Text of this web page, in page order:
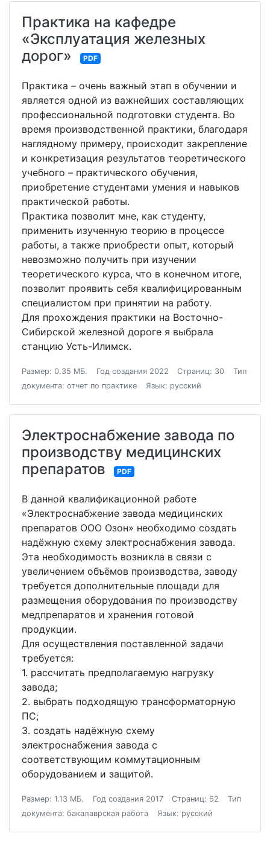
Практика на кафедре
«Эксплуатация железных
дорог»
PDF
Практика – очень важный этап в обучении и
является одной из важнейших составляющих
профессиональной подготовки студента. Во
время производственной практики, благодаря
наглядному примеру, происходит закрепление
и конкретизация результатов теоретического
учебного – практического обучения,
приобретение студентами умения и навыков
практической работы.
Практика позволит мне, как студенту,
применить изученную теорию в процессе
работы, а также приобрести опыт, который
невозможно получить при изучении
теоретического курса, что в конечном итоге,
позволит проявить себя квалифицированным
специалистом при принятии на работу.
Для прохождения практики на Восточно-
Сибирской железной дороге я выбрала
станцию Усть-Илимск.
Размер: 0.35 МБ. Год создания 2022 Страниц: 30
Тип
документа: отчет по практике
Язык: русский
Электроснабжение завода по
производству медицинских
препаратов
PDF
В данной квалификационной работе
«Электроснабжение завода медицинских
препаратов ООО Озон» необходимо создать
надёжную схему электроснабжения завода.
Эта необходимость возникла в связи с
увеличением объёмов производства, заводу
требуется дополнительные площади для
размещения оборудования по производству
медпрепаратов и хранения готовой
продукции.
Для осуществления поставленной задачи
требуется:
1. рассчитать предполагаемую нагрузку
завода;
2. выбрать подходящую трансформаторную
ПС;
3. создать надёжную схему
электроснабжения завода с
соответствующим коммутационным
оборудованием и защитой.
Размер: 1.13 МБ. Год создания 2017 Страниц: 62
Тип
документа: бакалаврская работа
Язык: русский